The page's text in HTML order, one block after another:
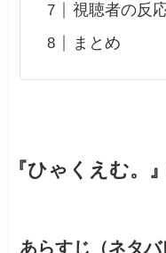
視聴者の反
まとめ
『ひゃくえむ。
あらすじ（ネタバ